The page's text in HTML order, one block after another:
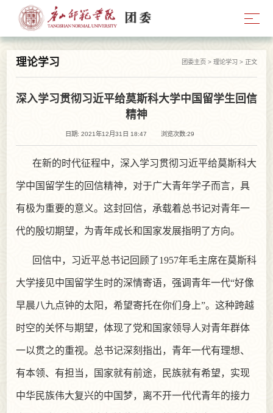
理论学习 团委主页 > 理论学习 > 正文
深入学习贯彻习近平给莫斯科大学中国留学生回信
精神
日期: 2021年12月31日 18:47 浏览次数:29
在新的时代征程中，深入学习贯彻习近平给莫斯科大
学中国留学生的回信精神，对于广大青年学子而言，具
有极为重要的意义。这封回信，承载着总书记对青年一
代的殷切期望，为青年成长和国家发展指明了方向。
回信中，习近平总书记回顾了1957年毛主席在莫斯科
大学接见中国留学生时的深情寄语，强调青年一代“好像
早晨八九点钟的太阳，希望寄托在你们身上”。这种跨越
时空的关怀与期望，体现了党和国家领导人对青年群体
一以贯之的重视。总书记深刻指出，青年一代有理想、
有本领、有担当，国家就有前途，民族就有希望，实现
中华民族伟大复兴的中国梦，离不开一代代青年的接力